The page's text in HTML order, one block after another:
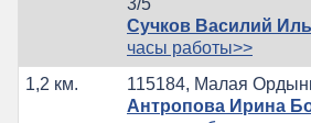
Сучков Василий
часы работы>>
1,2 км.
115184, Малая
Антропова Ирина